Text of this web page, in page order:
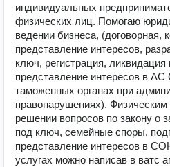
индивидуальных
физических лиц. Помогаю
ведении бизнеса, (договорная,
представление интересов,
ключ, регистрация, ликвидация
представление интересов в
таможенных органах при
правонарушениях).
решении вопросов по закону о
под ключ, семейные споры,
представление интересов в
услугах можно написав в ватс